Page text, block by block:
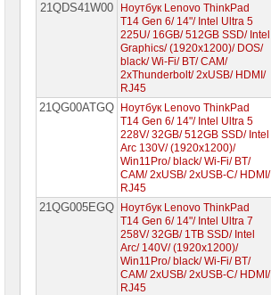
21QDS41W00
Ноутбук Lenovo ThinkPad
T14 Gen 6/ 14"/ Intel Ultra 5
225U/ 16GB/ 512GB SSD/ Intel
Graphics/ (1920x1200)/ DOS/
black/ Wi-Fi/ BT/ CAM/
2xThunderbolt/ 2xUSB/ HDMI/
RJ45
21QG00ATGQ
Ноутбук Lenovo ThinkPad
T14 Gen 6/ 14"/ Intel Ultra 5
228V/ 32GB/ 512GB SSD/ Intel
Arc 130V/ (1920x1200)/
Win11Pro/ black/ Wi-Fi/ BT/
CAM/ 2xUSB/ 2xUSB-C/ HDMI/
RJ45
21QG005EGQ
Ноутбук Lenovo ThinkPad
T14 Gen 6/ 14"/ Intel Ultra 7
258V/ 32GB/ 1TB SSD/ Intel
Arc/ 140V/ (1920x1200)/
Win11Pro/ black/ Wi-Fi/ BT/
CAM/ 2xUSB/ 2xUSB-C/ HDMI/
RJ45